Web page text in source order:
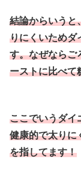
結論からいうと
りにくいためダ
す。なぜならご
ーストに比べて
ここでいうダイ
健康的で太りに
を指してます！